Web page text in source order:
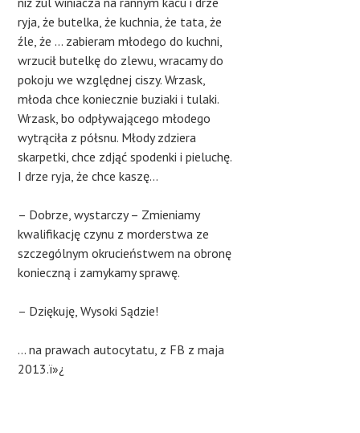
ryja, że butelka, że kuchnia, że tata, że
źle, że … zabieram młodego do kuchni,
wrzucił butelkę do zlewu, wracamy do
pokoju we względnej ciszy. Wrzask,
młoda chce koniecznie buziaki i tulaki.
Wrzask, bo odpływającego młodego
wytrąciła z półsnu. Młody zdziera
skarpetki, chce zdjąć spodenki i pieluchę.
I drze ryja, że chce kaszę…
– Dobrze, wystarczy – Zmieniamy
kwalifikację czynu z morderstwa ze
szczególnym okrucieństwem na obronę
konieczną i zamykamy sprawę.
– Dziękuję, Wysoki Sądzie!
… na prawach autocytatu, z FB z maja
2013.ï»¿